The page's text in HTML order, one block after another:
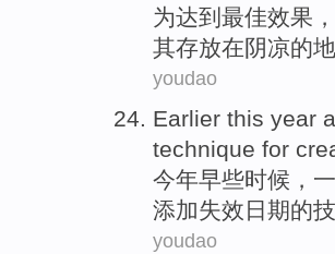
为达到最佳效果
其存放在阴凉的
youdao
Earlier this year a
technique for
今年早些时候 ， 一
添加失效 日期的
youdao